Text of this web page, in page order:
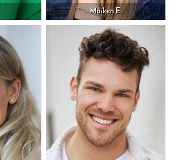
Maiken E.